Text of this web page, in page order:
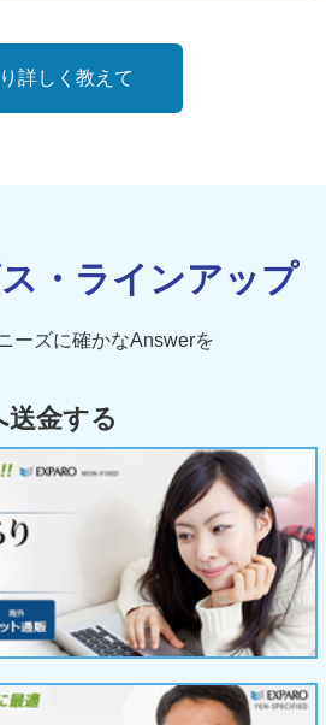
詳しく教えて
・ラインアップ
ーズに確かなAnswerを
送金する